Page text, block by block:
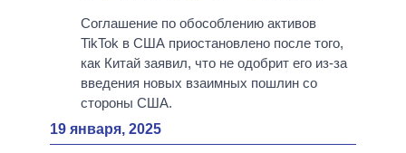
Соглашение по обособлению активов
TikTok в США приостановлено после того,
как Китай заявил, что не одобрит его из-за
введения новых взаимных пошлин со
стороны США.
19 января, 2025